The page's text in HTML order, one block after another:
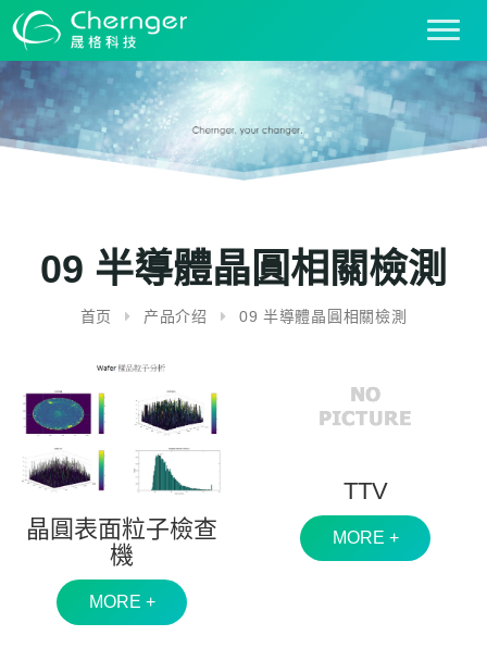
T
o
g
l
e
i
09 半導體晶圓相關檢測
首页 产品介绍 09 半導體晶圓相關檢測
晶圓表面粒子檢查
機
MORE +
TTV
MORE +